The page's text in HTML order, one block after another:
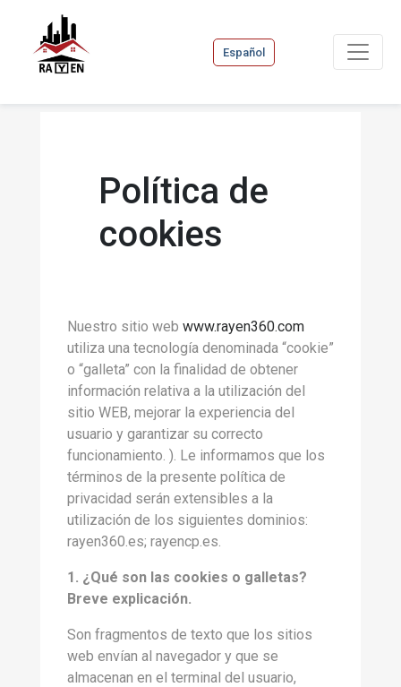
Español
Política de
cookies
Nuestro sitio web www.rayen360.com
utiliza una tecnología denominada “cookie”
o “galleta” con la finalidad de obtener
información relativa a la utilización del
sitio WEB, mejorar la experiencia del
usuario y garantizar su correcto
funcionamiento. ). Le informamos que los
términos de la presente política de
privacidad serán extensibles a la
utilización de los siguientes dominios:
rayen360.es; rayencp.es.
1. ¿Qué son las cookies o galletas?
Breve explicación.
Son fragmentos de texto que los sitios
web envían al navegador y que se
almacenan en el terminal del usuario,